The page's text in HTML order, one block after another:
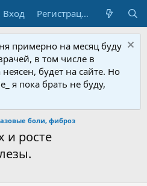
Вход Регистрация
примерно на месяц буду
в том числе в
будет на сайте. Но
я пока брать не буду,
боли, фиброз
и росте